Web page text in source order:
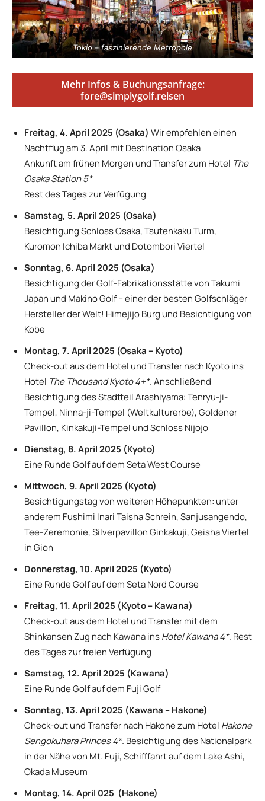
Tokio – faszinierende Metropole
Mehr Infos & Buchungsanfrage:
fore@simplygolf.reisen
Freitag, 4. April 2025 (Osaka) Wir empfehlen einen
Nachtflug am 3. April mit Destination Osaka
Ankunft am frühen Morgen und Transfer zum Hotel The
Osaka Station 5*
Rest des Tages zur Verfügung
Samstag, 5. April 2025 (Osaka)
Besichtigung Schloss Osaka, Tsutenkaku Turm,
Kuromon Ichiba Markt und Dotombori Viertel
Sonntag, 6. April 2025 (Osaka)
Besichtigung der Golf-Fabrikationsstätte von Takumi
Japan und Makino Golf – einer der besten Golfschläger
Hersteller der Welt! Himejijo Burg und Besichtigung von
Kobe
Montag, 7. April 2025 (Osaka – Kyoto)
Check-out aus dem Hotel und Transfer nach Kyoto ins
Hotel The Thousand Kyoto 4+*.Anschließend
Besichtigung des Stadtteil Arashiyama: Tenryu-ji-
Tempel, Ninna-ji-Tempel (Weltkulturerbe), Goldener
Pavillon, Kinkakuji-Tempel und Schloss Nijojo
Dienstag, 8. April 2025 (Kyoto)
Eine Runde Golf auf dem Seta West Course
Mittwoch, 9. April 2025 (Kyoto)
Besichtigungstag von weiteren Höhepunkten: unter
anderem Fushimi Inari Taisha Schrein, Sanjusangendo,
Tee-Zeremonie, Silverpavillon Ginkakuji, Geisha Viertel
in Gion
Donnerstag, 10. April 2025 (Kyoto)
Eine Runde Golf auf dem Seta Nord Course
Freitag, 11. April 2025 (Kyoto – Kawana)
Check-out aus dem Hotel und Transfer mit dem
Shinkansen Zug nach Kawana insHotel Kawana 4*. Rest
des Tages zur freien Verfügung
Samstag, 12. April 2025 (Kawana)
Eine Runde Golf auf dem Fuji Golf
Sonntag, 13. April 2025 (Kawana – Hakone)
Check-out und Transfer nach Hakone zum Hotel Hakone
Sengokuhara Princes 4*. Besichtigung des Nationalpark
in der Nähe von Mt. Fuji, Schifffahrt auf dem Lake Ashi,
Okada Museum
Montag, 14. April 025 (Hakone)